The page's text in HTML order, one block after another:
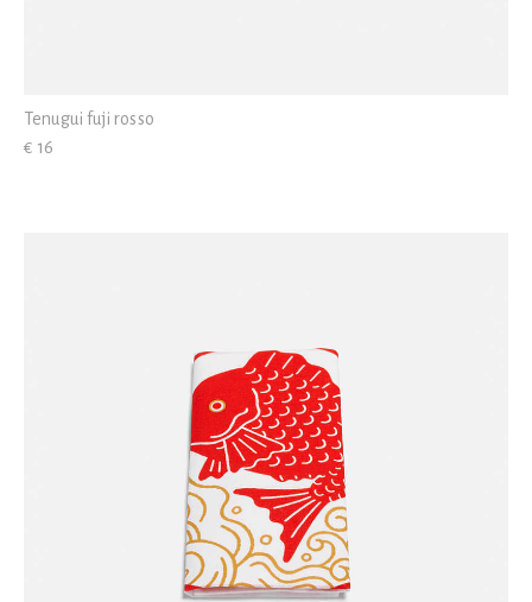
Tenugui fuji rosso
€ 16